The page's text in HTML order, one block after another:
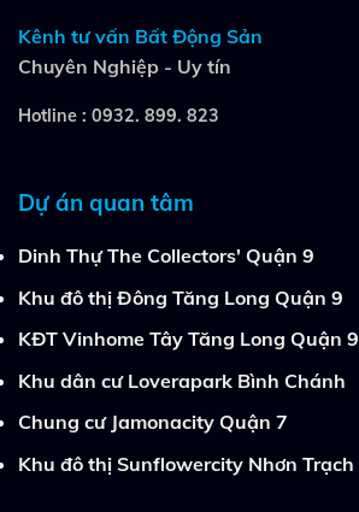
Kênh tư vấn Bất Động Sản
Chuyên Nghiệp - Uy tín
Hotline : 0932. 899. 823
Dự án quan tâm
Dinh Thự The Collectors' Quận 9
Khu đô thị Đông Tăng Long Quận 9
KĐT Vinhome Tây Tăng Long Quận 9
Khu dân cư Loverapark Bình Chánh
Chung cư Jamonacity Quận 7
Khu đô thị Sunflowercity Nhơn Trạch